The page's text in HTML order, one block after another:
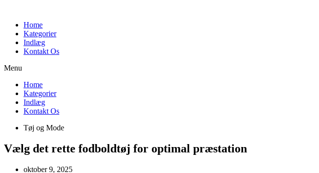
indholdHome
Kategorier
Indlæg
Kontakt Os
Menu
Home
Kategorier
Indlæg
Kontakt Os
Tøj og Mode
Vælg det rette fodboldtøj for optimal præstation
oktober 9, 2025